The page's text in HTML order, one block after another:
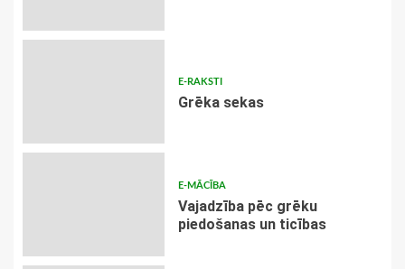
E-RAKSTI
Grēka sekas
E-MĀCĪBA
Vajadzība pēc grēku
piedošanas un ticības